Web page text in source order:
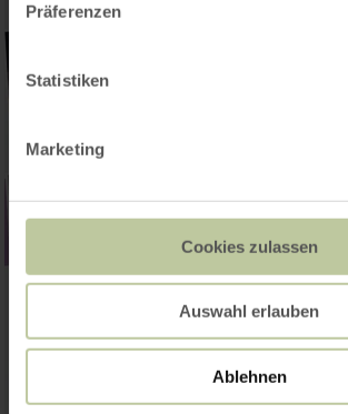
Präferenzen
Statistiken
Marketing
Cookies zulassen
Auswahl erlauben
Ablehnen